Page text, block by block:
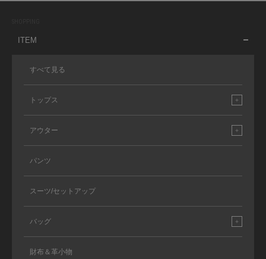
ITEM
すべて見る
トップス
アウター
パンツ
スーツ/セットアップ
バッグ
財布＆革小物